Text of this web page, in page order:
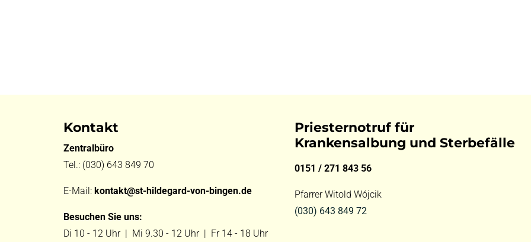
Kontakt
Zentralbüro
Tel.: (030) 643 849 70
E-Mail: kontakt@st-hildegard-von-bingen.de
Besuchen Sie uns:
Di 10 - 12 Uhr | Mi 9.30 - 12 Uhr | Fr 14 - 18 Uhr
Priesternotruf für
Krankensalbung und Sterbefälle
0151 / 271 843 56
Pfarrer Witold Wójcik
(030) 643 849 72